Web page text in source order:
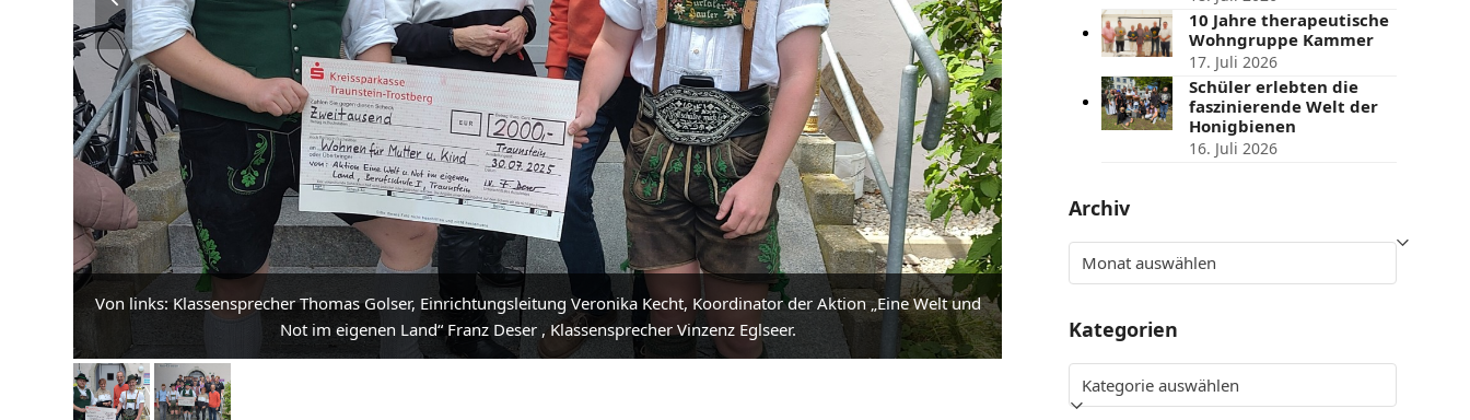
Von links: Klassensprecher Thomas Golser, Einrichtungsleitung Veronika Kecht, Koordinator der Aktion „Eine Welt und
Not im eigenen Land“ Franz Deser , Klassensprecher Vinzenz Eglseer.
slide
slide
10 Jahre therapeutische
Wohngruppe Kammer
17. Juli 2026
Schüler erlebten die
faszinierende Welt der
Honigbienen
16. Juli 2026
Archiv
Archiv
Kategorien
Kategorien